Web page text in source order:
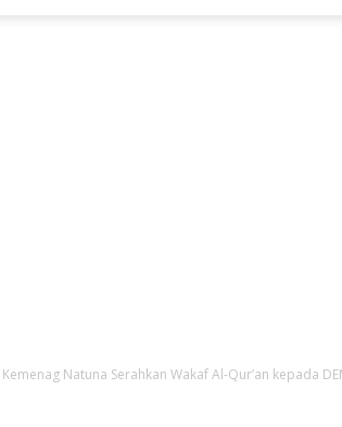
Kemenag Natuna Serahkan Wakaf Al-Qur’an kepada